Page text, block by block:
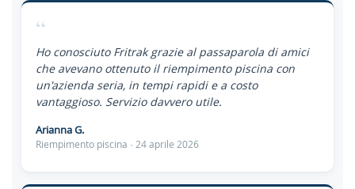
“
Ho conosciuto Fritrak grazie al passaparola di amici
che avevano ottenuto il riempimento piscina con
un'azienda seria, in tempi rapidi e a costo
vantaggioso. Servizio davvero utile.
Arianna G.
Riempimento piscina · 24 aprile 2026